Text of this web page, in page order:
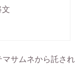
マサムネから託され